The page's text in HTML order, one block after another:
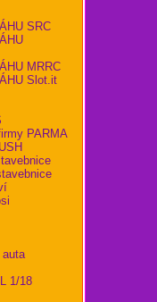
SRC
MRRC
Slot.it
PARMA
1/18